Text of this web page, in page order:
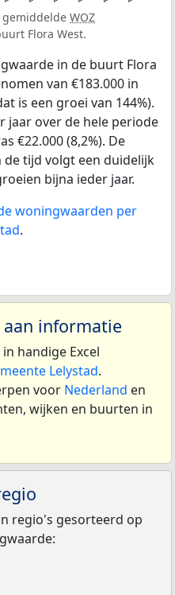
gemiddelde WOZ
Flora West.
in de buurt Flora
van €183.000 in
is een groei van 144%).
jaar over de hele periode
€22.000 (8,2%). De
tijd volgt een duidelijk
bijna ieder jaar.
woningwaarden per
.
aan informatie
handige Excel
Lelystad.
voor Nederland en
wijken en buurten in
regio's gesorteerd op